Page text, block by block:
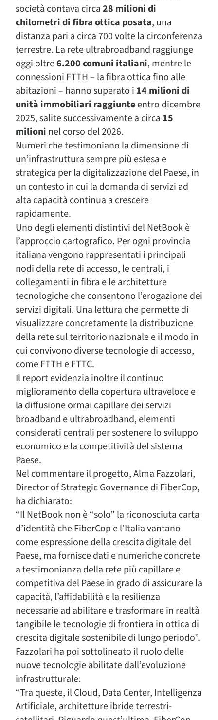
società contava circa28 milioni di
chilometri di fibra ottica posata, una
distanza pari a circa 700 volte la circonferenza
terrestre. La rete ultrabroadband raggiunge
oggi oltre6.200 comuni italiani, mentre le
connessioni FTTH – la fibra ottica fino alle
abitazioni – hanno superato i 14 milioni di
unità immobiliari raggiunteentro dicembre
2025, salite successivamente a circa 15
milioni nel corso del 2026.
Numeri che testimoniano la dimensione di
un’infrastruttura sempre più estesa e
strategica per la digitalizzazione del Paese, in
un contesto in cui la domanda di servizi ad
alta capacità continua a crescere
rapidamente.
Uno degli elementi distintivi del NetBook è
l’approccio cartografico. Per ogni provincia
italiana vengono rappresentati i principali
nodi della rete di accesso, le centrali, i
collegamenti in fibra e le architetture
tecnologiche che consentono l’erogazione dei
servizi digitali. Una lettura che permette di
visualizzare concretamente la distribuzione
della rete sul territorio nazionale e il modo in
cui convivono diverse tecnologie di accesso,
come FTTH e FTTC.
Il report evidenzia inoltre il continuo
miglioramento della copertura ultraveloce e
la diffusione ormai capillare dei servizi
broadband e ultrabroadband, elementi
considerati centrali per sostenere lo sviluppo
economico e la competitività del sistema
Paese.
Nel commentare il progetto,Alma Fazzolari,
Director of Strategic Governance di FiberCop,
ha dichiarato:
“Il NetBook non è “solo” la riconosciuta carta
d’identità che FiberCop e l’Italia vantano
come espressione della crescita digitale del
Paese, ma fornisce dati e numeriche concrete
a testimonianza della rete più capillare e
competitiva del Paese in grado di assicurare la
capacità, l’affidabilità e la resilienza
necessarie ad abilitare e trasformare in realtà
tangibile le tecnologie di frontiera in ottica di
crescita digitale sostenibile di lungo periodo”.
Fazzolari ha poi sottolineato il ruolo delle
nuove tecnologie abilitate dall’evoluzione
infrastrutturale:
“Tra queste, il Cloud, Data Center, Intelligenza
Artificiale, architetture ibride terrestri-